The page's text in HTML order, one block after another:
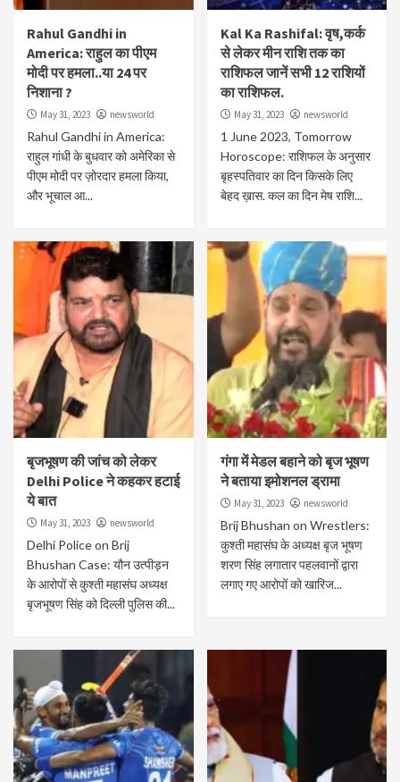
Rahul Gandhi in
America: राहुल का पीएम
मोदी पर हमला..या 24 पर
निशाना ?
May 31, 2023 newsworld
Rahul Gandhi in America:
राहुल गांधी के बुधवार को अमेरिका से
पीएम मोदी पर ज़ोरदार हमला किया,
और भूचाल आ...
Kal Ka Rashifal: वृष,कर्क
से लेकर मीन राशि तक का
राशिफल जानें सभी 12 राशियों
का राशिफल.
May 31, 2023 newsworld
1 June 2023, Tomorrow
Horoscope: राशिफल के अनुसार
बृहस्पतिवार का दिन किसके लिए
बेहद ख़ास. कल का दिन मेष राशि...
बृजभूषण की जांच को लेकर
Delhi Police ने कहकर हटाई
ये बात
May 31, 2023 newsworld
Delhi Police on Brij
Bhushan Case: यौन उत्पीड़न
के आरोपों से कुश्ती महासंघ अध्यक्ष
बृजभूषण सिंह को दिल्ली पुलिस की...
गंगा में मेडल बहाने को बृज भूषण
ने बताया इमोशनल ड्रामा
May 31, 2023 newsworld
Brij Bhushan on Wrestlers:
कुश्ती महासंघ के अध्यक्ष बृज भूषण
शरण सिंह लगातार पहलवानों द्वारा
लगाए गए आरोपों को खारिज...